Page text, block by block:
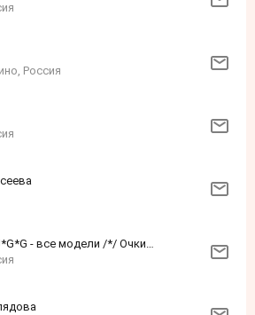
Россия
ЮЛИЯ* Угги U*G*G - все модели /*/ Очки-Платки-в наличии